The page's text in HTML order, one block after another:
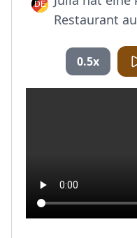
Restaurant
0.5x